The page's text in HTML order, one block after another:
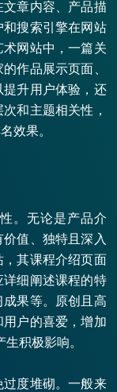
章内容、产品描
搜索引擎在网站
网站中，一篇关
作品展示页面、
升用户体验，还
和主题相关性，
效果。
。无论是产品介
值、独特且深入
其课程介绍页面
细阐述课程的特
果等。原创且高
户的喜爱，增加
积极影响。
度堆砌。一般来